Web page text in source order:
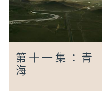
第十一集：青
海